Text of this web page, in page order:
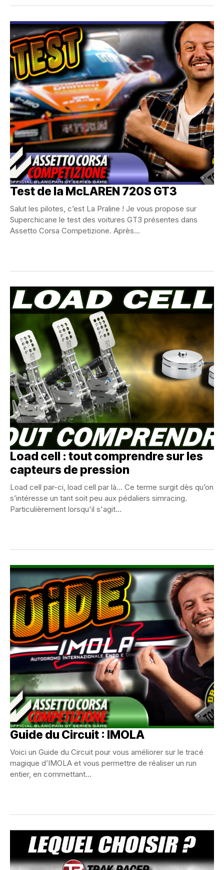
Test de la McLAREN 720S GT3
Salut les pilotes, c’est La Praline ! Je vous propose sur
Superchicane le test des voitures GT3 présentes dans
Assetto Corsa Competizione. Après...
Load cell : tout comprendre sur les
capteurs de pression
Load cell par-ci, load cell par là... Ce terme surgit dès qu’on
s’intéresse un tant soit peu aux pédaliers simracing.
Particulièrement lorsqu'il s'agit...
Guide du Circuit : IMOLA
Voici un Guide du Circuit pour vous améliorer sur le tracé
magique d’IMOLA et vous permettre de réaliser un run
entier, en commettant...